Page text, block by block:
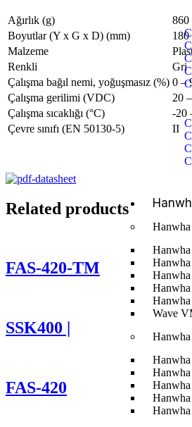
Hanwha
Wave
Ağırlık (g)
860
Boyutlar (Y x G x D) (mm)
Malzeme
Renkli
Gri
Çalışma bağıl nemi, yoğuşmasız (%) 0 –
Çalışma gerilimi (VDC)
20
Çalışma sıcaklığı (°C)
-20
Çevre sınıfı (EN 50130-5)
II
Related products
FAS‑420-TM
SSK400 |
FAS‑420